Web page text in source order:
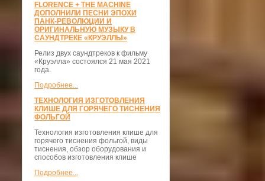
FLORENCE + THE MACHINE
ДОПОЛНИЛИ ПЕСНИ ЭПОХИ
ПАНК-РЕВОЛЮЦИИ И
ОРИГИНАЛЬНУЮ МУЗЫКУ В
САУНДТРЕКЕ «КРУЭЛЛЫ»
Релиз двух саундтреков к фильму
«Круэлла» состоялся 21 мая 2021
года.
Подробнее...
ТЕХНОЛОГИЯ ИЗГОТОВЛЕНИЯ
КЛИШЕ ДЛЯ ГОРЯЧЕГО ТИСНЕНИЯ
ФОЛЬГОЙ
Технология изготовления клише для
горячего тиснения фольгой, виды
тиснения, обзор оборудования и
способов изготовления клише
Подробнее...